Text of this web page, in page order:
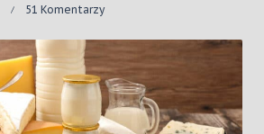
51 KomentarzyDo
Sauna
Metale
Ciężkie
Z
Organizmu?